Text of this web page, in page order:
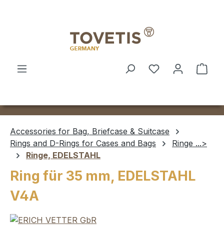
Accessories for Bag, Briefcase & Suitcase
Rings and D-Rings for Cases and Bags
Ringe ...>
Ringe, EDELSTAHL
Ring für 35 mm, EDELSTAHL
V4A